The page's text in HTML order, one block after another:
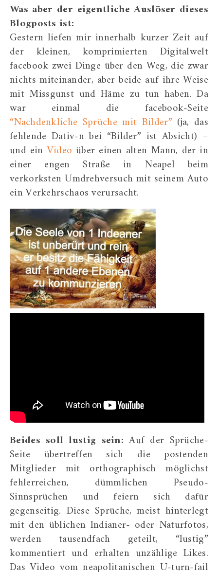
Was aber der eigentliche Auslöser dieses
Blogposts ist:
Gestern liefen mir innerhalb kurzer Zeit auf
der kleinen, komprimierten Digitalwelt
facebook zwei Dinge über den Weg, die zwar
nichts miteinander, aber beide auf ihre Weise
mit Missgunst und Häme zu tun haben. Da
war einmal die facebook-Seite
“Nachdenkliche Sprüche mit Bilder” (ja, das
fehlende Dativ-n bei “Bilder” ist Absicht) –
und einVideo über einen alten Mann, der in
einer engen Straße in Neapel beim
verkorksten Umdrehversuch mit seinem Auto
ein Verkehrschaos verursacht.
Beides soll lustig sein: Auf der Sprüche-
Seite übertreffen sich die postenden
Mitglieder mit orthographisch möglichst
fehlerreichen, dümmlichen Pseudo-
Sinnsprüchen und feiern sich dafür
gegenseitig. Diese Sprüche, meist hinterlegt
mit den üblichen Indianer- oder Naturfotos,
werden tausendfach geteilt, “lustig”
kommentiert und erhalten unzählige Likes.
Das Video vom neapolitanischen U-turn-fail